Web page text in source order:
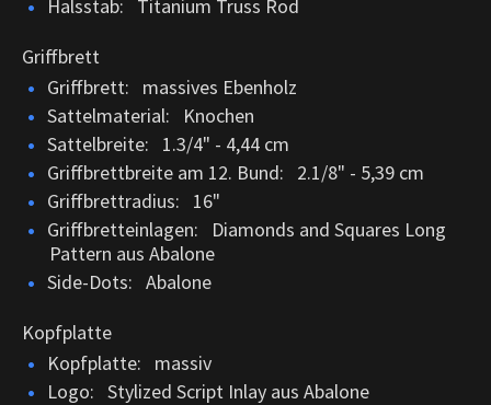
Halsstab: Titanium Truss Rod
Griffbrett
Griffbrett: massives Ebenholz
Sattelmaterial: Knochen
Sattelbreite: 1.3/4" - 4,44 cm
Griffbrettbreite am 12. Bund: 2.1/8" - 5,39 cm
Griffbrettradius: 16"
Griffbretteinlagen: Diamonds and Squares Long
Pattern aus Abalone
Side-Dots: Abalone
Kopfplatte
Kopfplatte: massiv
Logo: Stylized Script Inlay aus Abalone